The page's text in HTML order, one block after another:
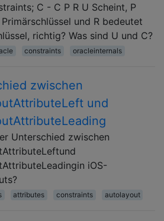
C - C P R U Scheint, P
und R bedeutet
richtig? Was sind U und C?
constraints oracleinternals
zwischen
und
Unterschied zwischen
iOS-
attributes constraints autolayout